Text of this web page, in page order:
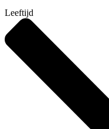
Leeftijd